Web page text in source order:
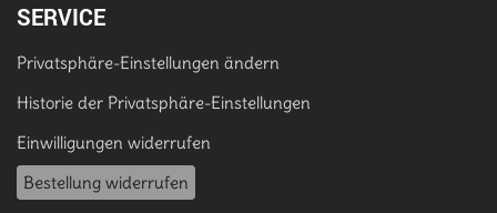
SERVICE
Privatsphäre-Einstellungen ändern
Historie der Privatsphäre-Einstellungen
Einwilligungen widerrufen
Bestellung widerrufen